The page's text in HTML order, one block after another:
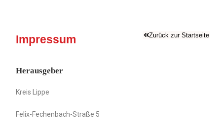
Impressum Zurück zur Startseite
Herausgeber
Kreis Lippe
Felix-Fechenbach-Straße 5